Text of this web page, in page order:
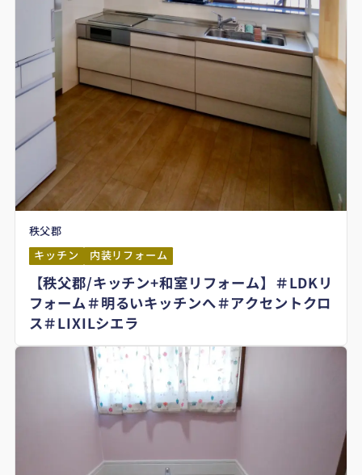
秩父郡
キッチン
内装リフォーム
【秩父郡/キッチン+和室リフォーム】＃LDKリ
フォーム＃明るいキッチンへ＃アクセントクロ
ス＃LIXILシエラ